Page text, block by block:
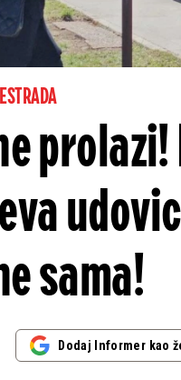
ESTRADA
sama!
Dodaj Informer kao